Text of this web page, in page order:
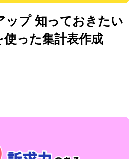
ップ 知っておきたい
った集計表作成